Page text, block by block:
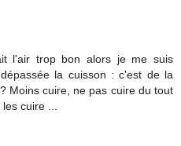
l'air trop bon alors je me suis
la cuisson : c'est de la
Moins cuire, ne pas cuire du tout
cuire ...